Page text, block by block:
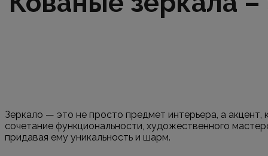
Зеркало — это не просто предмет интерьера, а
сочетание функциональности, художественного
придавая ему уникальность и шарм.